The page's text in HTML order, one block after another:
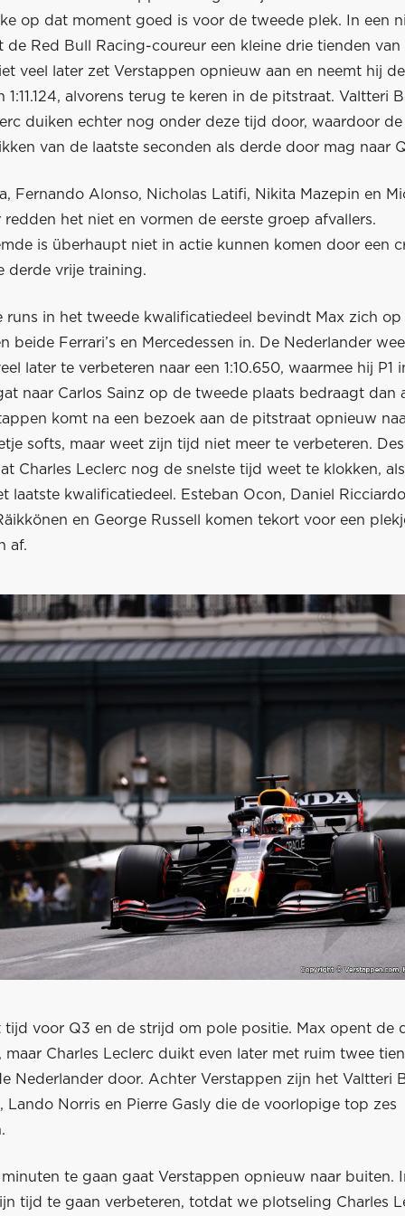
op dat moment goed is voor de tweede plek. In een
de Red Bull Racing-coureur een kleine drie tienden
veel later zet Verstappen opnieuw aan en neemt hij
1:11.124, alvorens terug te keren in de pitstraat. Valtteri
duiken echter nog onder deze tijd door, waardoor
van de laatste seconden als derde door mag naar
Fernando Alonso, Nicholas Latifi, Nikita Mazepin en
redden het niet en vormen de eerste groep afvallers.
is überhaupt niet in actie kunnen komen door een
derde vrije training.
runs in het tweede kwalificatiedeel bevindt Max zich
beide Ferrari’s en Mercedessen in. De Nederlander
later te verbeteren naar een 1:10.650, waarmee hij P1
naar Carlos Sainz op de tweede plaats bedraagt dan
komt na een bezoek aan de pitstraat opnieuw
softs, maar weet zijn tijd niet meer te verbeteren.
Charles Leclerc nog de snelste tijd weet te klokken,
laatste kwalificatiedeel. Esteban Ocon, Daniel
en George Russell komen tekort voor een
af.
tijd voor Q3 en de strijd om pole positie. Max opent de
maar Charles Leclerc duikt even later met ruim twee
Nederlander door. Achter Verstappen zijn het Valtteri
Lando Norris en Pierre Gasly die de voorlopige top zes
te gaan gaat Verstappen opnieuw naar buiten.
tijd te gaan verbeteren, totdat we plotseling Charles